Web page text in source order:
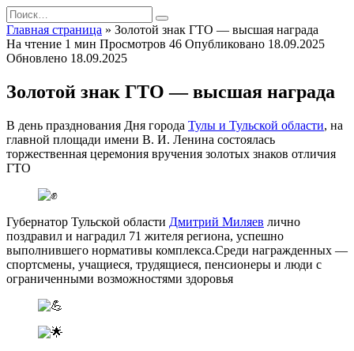
Перейти
к
содержанию
Search
for:
Главная страница » Золотой знак ГТО — высшая награда
На чтение 1 мин Просмотров 46 Опубликовано 18.09.2025
Обновлено 18.09.2025
Золотой знак ГТО — высшая награда
В день празднования Дня города Тулы и Тульской области, на
главной площади имени В. И. Ленина состоялась
торжественная церемония вручения золотых знаков отличия
ГТО
Губернатор Тульской области Дмитрий Миляев лично
поздравил и наградил 71 жителя региона, успешно
выполнившего нормативы комплекса.Среди награжденных —
спортсмены, учащиеся, трудящиеся, пенсионеры и люди с
ограниченными возможностями здоровья